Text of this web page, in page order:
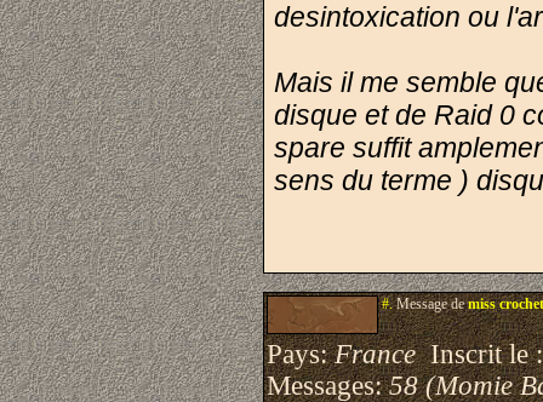
desintoxication ou
Mais il me semble
disque et de Raid 0
spare suffit
sens du terme )
#.Message demiss crochet
Pays:FranceInscrit le
Messages:58 (Momie